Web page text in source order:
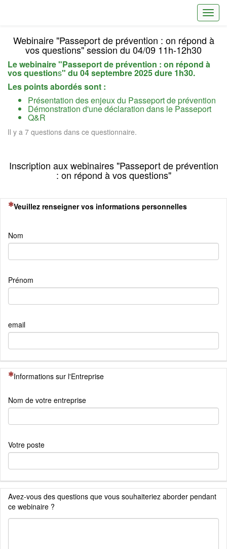
Webinaire "Passeport de prévention : on répond à
vos questions" session du 04/09 11h-12h30
Le webinaire "Passeport de prévention : on répond à
vos questions" du 04 septembre 2025 dure 1h30.
Les points abordés sont :
Présentation des enjeux du Passeport de prévention
Démonstration d'une déclaration dans le Passeport
Q&R
Il y a 7 questions dans ce questionnaire.
Inscription aux webinaires "Passeport de prévention
: on répond à vos questions"
(Cette question est obligatoire)
Veuillez renseigner vos informations personnelles
Nom
Prénom
email
(Cette question est obligatoire)
Informations sur l'Entreprise
Nom de votre entreprise
Votre poste
Avez-vous des questions que vous souhaiteriez aborder pendant
ce webinaire ?